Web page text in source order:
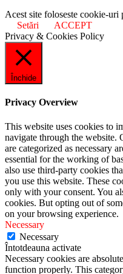
Acest site foloseste cookie-
Setări
ACCEPT
Privacy & Cookies Policy
Închide
Privacy Overview
This website uses cookies to
navigate through the website.
are categorized as necessary
essential for the working of
also use third-party cookies
you use this website. These
only with your consent. You
cookies. But opting out of
on your browsing experience.
Necessary
Necessary
Întotdeauna activate
Necessary cookies are
function properly. This